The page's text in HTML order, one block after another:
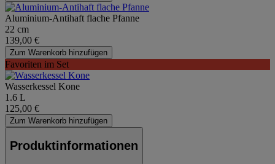
Aluminium-Antihaft flache Pfanne
22 cm
139,00 €
Zum Warenkorb hinzufügen
Favoriten im Set
Wasserkessel Kone
1.6 L
125,00 €
Zum Warenkorb hinzufügen
Produktinformationen